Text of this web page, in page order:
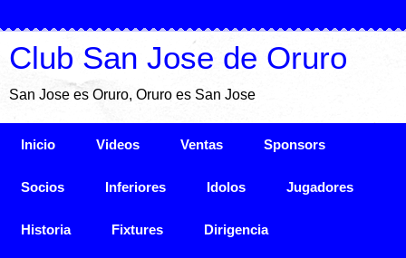
Club San Jose de Oruro
San Jose es Oruro, Oruro es San Jose
Inicio Videos Ventas Sponsors
Socios Inferiores Idolos Jugadores
Historia Fixtures Dirigencia